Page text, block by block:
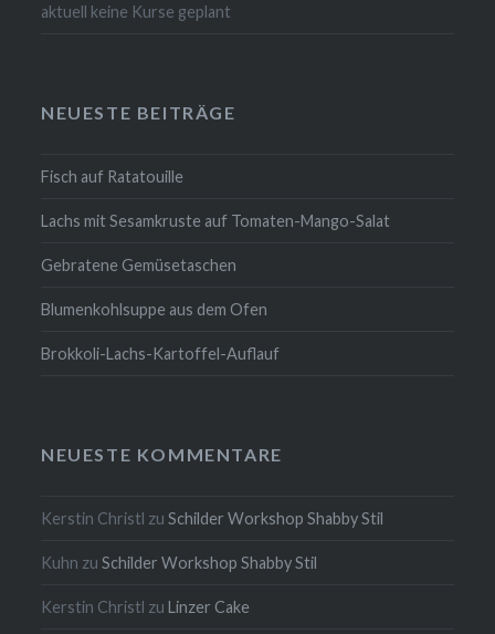
aktuell keine Kurse geplant
NEUESTE BEITRÄGE
Fisch auf Ratatouille
Lachs mit Sesamkruste auf Tomaten-Mango-Salat
Gebratene Gemüsetaschen
Blumenkohlsuppe aus dem Ofen
Brokkoli-Lachs-Kartoffel-Auflauf
NEUESTE KOMMENTARE
Kerstin Christl zuSchilder Workshop Shabby Stil
Kuhn zuSchilder Workshop Shabby Stil
Kerstin Christl zuLinzer Cake